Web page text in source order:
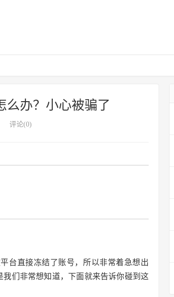
么办？小心被骗了
评论(0)
台直接冻结了账号，所以非常着急想出
们非常想知道，下面就来告诉你碰到这